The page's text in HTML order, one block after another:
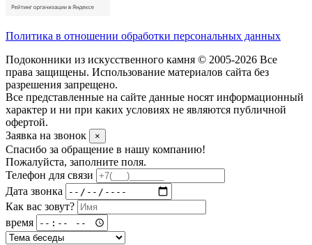
Политика в отношении обработки персональных данных
Подоконники из искусственного камня © 2005-2026 Все
права защищены. Использование материалов сайта без
разрешения запрещено.
Все представленные на сайте данные носят информационный
характер и ни при каких условиях не являются публичной
офертой.
Заявка на звонок
×
Спасибо за обращение в нашу компанию!
Пожалуйста, заполните поля.
Телефон для связи
Дата звонка
Как вас зовут?
время